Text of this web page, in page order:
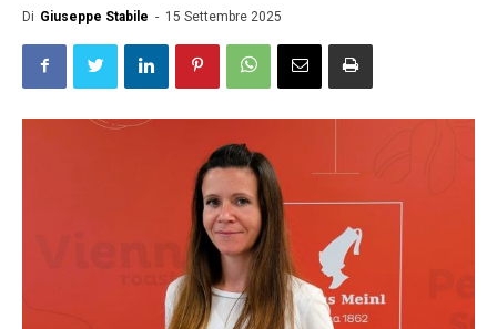
Di Giuseppe Stabile - 15 Settembre 2025